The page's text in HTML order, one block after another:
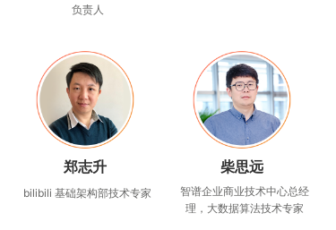
负责人
郑志升
bilibili 基础架构部技术专家
柴思远
智谱企业商业技术中心总经
理，大数据算法技术专家